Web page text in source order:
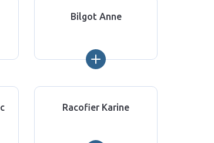
Bilgot Anne
Racofier Karine